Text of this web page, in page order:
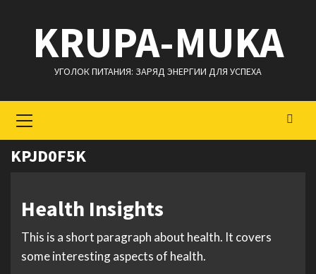
содержимому
KRUPA-MUKA
УГОЛОК ПИТАНИЯ: ЗАРЯД ЭНЕРГИИ ДЛЯ УСПЕХА
меню
KPJD0F5K
Health Insights
This is a short paragraph about health. It covers
some interesting aspects of health.